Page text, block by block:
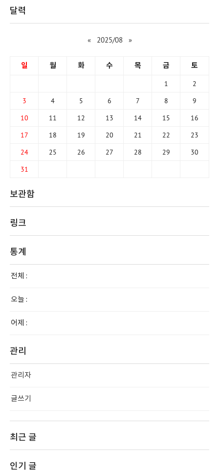
달력
« 2025/08 »
일 월 화 수 목 금 토
1
2
3
4 5 6 7 8
9
10
11 12 13 14 15
16
17
18 19 20 21 22
23
24
25 26 27 28 29
30
31
보관함
링크
통계
전체 :
오늘 :
어제 :
관리
관리자
글쓰기
최근 글
인기 글